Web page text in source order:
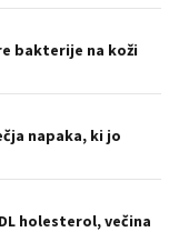
bakterije na koži
napaka, ki jo
holesterol, večina